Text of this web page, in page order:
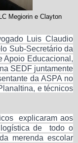
Megiorin e Clayton
Luis Claudio
Sub-Secretário da
Apoio Educacional,
SEDF juntamente
da ASPA no
e técnicos
explicaram aos
logística de todo o
merenda escolar